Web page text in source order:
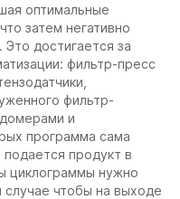
оптимальные
затем негативно
Это достигается за
фильтр-пресс
фильтр-
и
программа сама
продукт в
циклограммы нужно
чтобы на выходе